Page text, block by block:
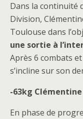
Dans la continuité
Division,
Toulouse dans
une sortie à
Après 6 combats
s’incline sur son
-63kg Clémentine
En phase de